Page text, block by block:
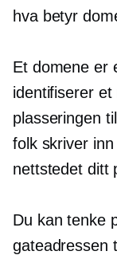
hva betyr
Et domene er
identifiserer
plasseringen
folk skriver
nettstedet ditt
Du kan tenke
gateadressen